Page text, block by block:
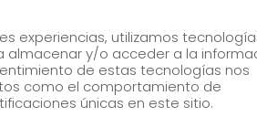
experiencias, utilizamos
almacenar y/o acceder a la
de estas tecnologías nos
como el comportamiento de
únicas en este sitio.